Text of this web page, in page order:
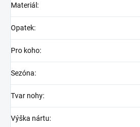
Materiál :
Opatek:
Pro koho:
Sezóna:
Tvar nohy:
Výška nártu: